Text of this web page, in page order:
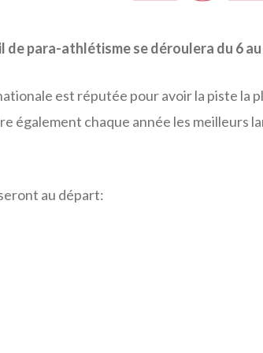
para-athlétisme se déroulera du 6 au
est réputée pour avoir la piste la
également chaque année les meilleurs
au départ: